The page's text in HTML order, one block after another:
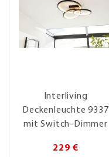
Interliving
Deckenleuchte 9337
mit Switch-Dimmer
229 €